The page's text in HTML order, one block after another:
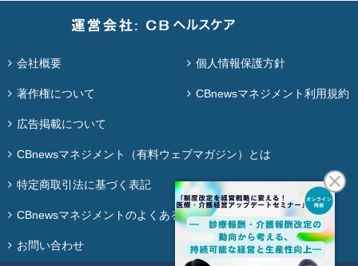
会社概要 個人情報保護方針
著作権について CBnewsマネジメント利用規約
広告掲載について
CBnewsマネジメント（有料ウェブマガジン）とは
特定商取引法に基づく表記
CBnewsマネジメントのよくある質問
お問い合わせ